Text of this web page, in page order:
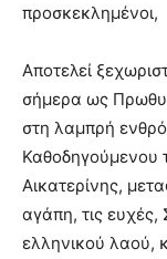
προσκεκλημένοι,
Αποτελεί
σήμερα ως
στη λαμπρή
Καθοδηγούμενου
Αικατερίνης,
αγάπη, τις
ελληνικού λαού,